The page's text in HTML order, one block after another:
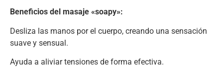
Beneficios del masaje «soapy»:
Desliza las manos por el cuerpo, creando una sensación
suave y sensual.
Ayuda a aliviar tensiones de forma efectiva.